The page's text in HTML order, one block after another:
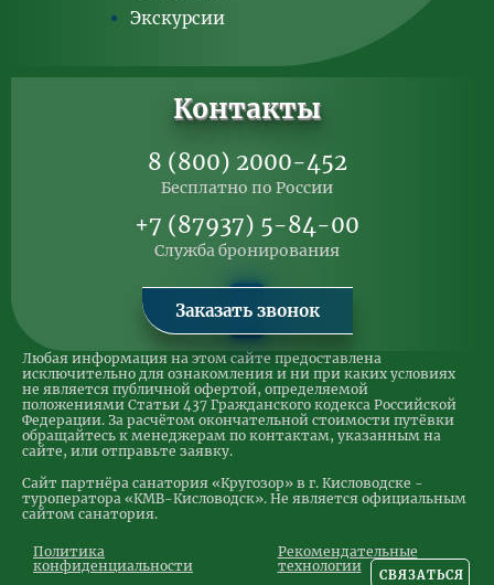
Экскурсии
Любая информация на этом сайте предоставлена
исключительно для ознакомления и ни при каких условиях
не является публичной офертой, определяемой
положениями Статьи 437 Гражданского кодекса Российской
Федерации. За расчётом окончательной стоимости путёвки
обращайтесь к менеджерам по контактам, указанным на
сайте, или отправьте заявку.
Сайт партнёра санатория «Кругозор» в г. Кисловодске -
туроператора «КМВ-Кисловодск». Не является официальным
сайтом санатория.
Политика
конфиденциальности
Рекомендательные
технологии
Контакты
8 (800) 2000-452
Бесплатно по России
+7 (87937) 5-84-00
Служба бронирования
Заказать звонок
СВЯЗАТЬСЯ